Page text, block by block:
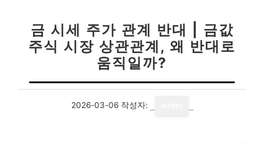
금 시세 주가 관계 반대 | 금값
주식 시장 상관관계, 왜 반대로
움직일까?
2026-03-06 작성자: